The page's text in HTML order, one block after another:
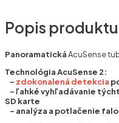
Popis produktu
PanoramatickáAcuSense
Technológia AcuSense 2:
– zdokonalená detekcia
– ľahké vyhľadávanie
SD karte
– analýza a potlačenie